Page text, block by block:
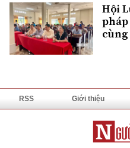
Hội
RSS Giới thiệu